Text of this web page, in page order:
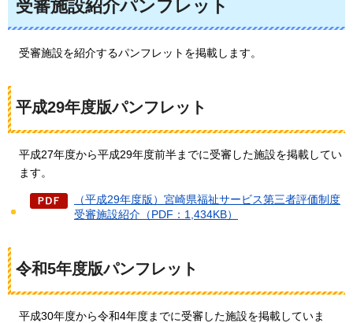
受審施設紹介パンフレット
受審施設を紹介するパンフレットを掲載します。
平成29年度版パンフレット
平成27年度から平成29年度前半までに受審した施設を掲載してい
ます。
（平成29年度版）宮崎県福祉サービス第三者評価制度
受審施設紹介（PDF：1,434KB）
令和5年度版パンフレット
平成30年度から令和4年度までに受審した施設を掲載していま